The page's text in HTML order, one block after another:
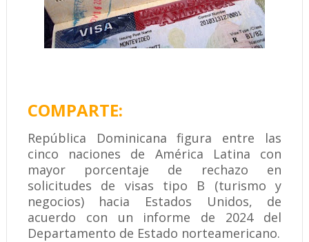
COMPARTE:
República Dominicana figura entre las
cinco naciones de América Latina con
mayor porcentaje de rechazo en
solicitudes de visas tipo B (turismo y
negocios) hacia Estados Unidos, de
acuerdo con un informe de 2024 del
Departamento de Estado norteamericano.